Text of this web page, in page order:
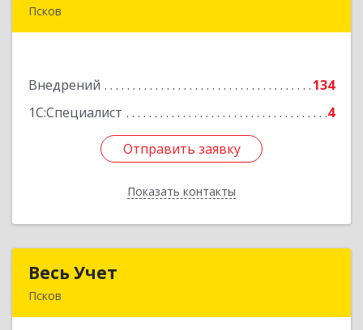
Псков
Внедрений
134
1С:Специалист
4
Отправить заявку
Показать контакты
Подробнее
Отправить заявку
Назад
Весь Учет
Псков